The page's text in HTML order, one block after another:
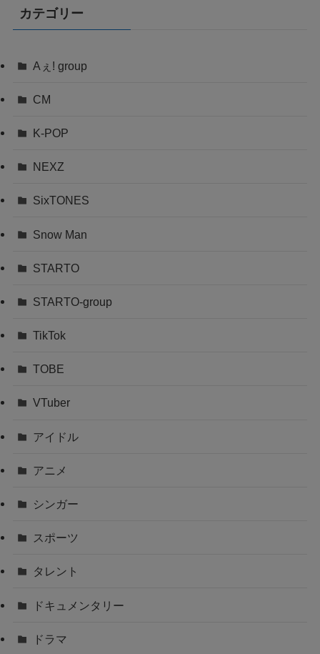
カテゴリー
Aぇ! group
CM
K-POP
NEXZ
SixTONES
Snow Man
STARTO
STARTO-group
TikTok
TOBE
VTuber
アイドル
アニメ
シンガー
スポーツ
タレント
ドキュメンタリー
ドラマ